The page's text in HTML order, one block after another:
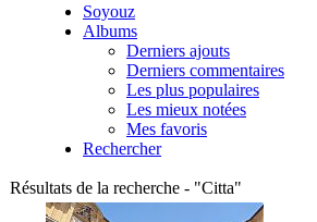
Soyouz
Albums
Derniers ajouts
Derniers commentaires
Les plus populaires
Les mieux notées
Mes favoris
Rechercher
Résultats de la recherche - "Citta"